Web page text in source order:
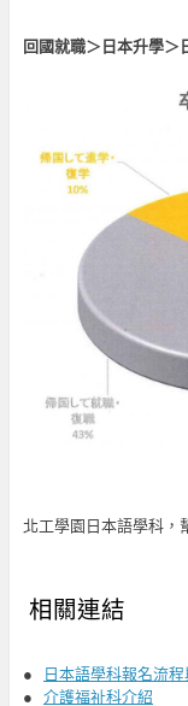
回國就職＞日本升學＞
北工學園日本語學科，
相關連結
● 日本語學科報名流
● 介護福祉科介紹